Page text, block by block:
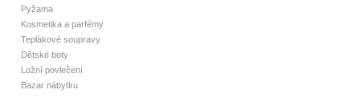
Pyžama
Kosmetika a parfémy
Teplákové soupravy
Dětské boty
Ložní povlečení
Bazar nábytku